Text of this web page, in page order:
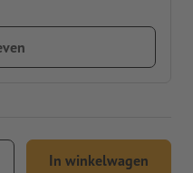
In winkelwagen